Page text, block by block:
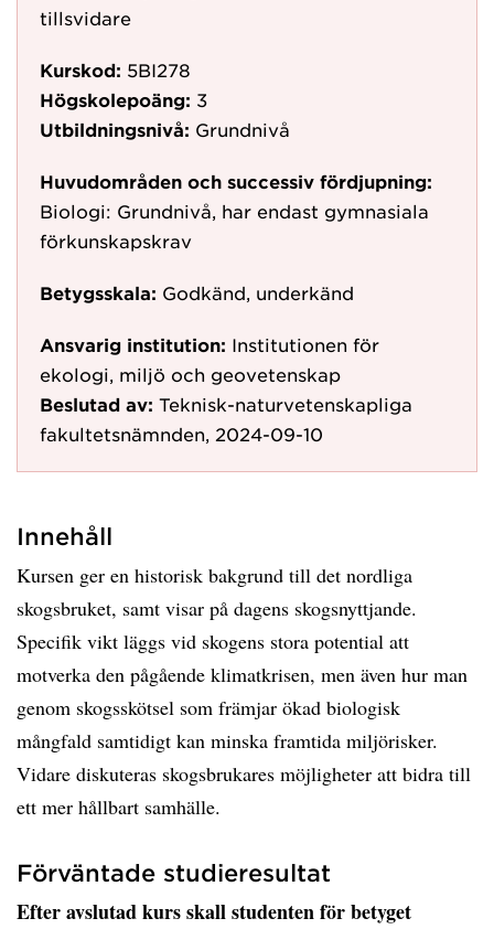
tillsvidare
Kurskod: 5BI278
Högskolepoäng: 3
Utbildningsnivå: Grundnivå
Huvudområden och successiv fördjupning:
Biologi: Grundnivå, har endast gymnasiala
förkunskapskrav
Betygsskala: Godkänd, underkänd
Ansvarig institution: Institutionen för
ekologi, miljö och geovetenskap
Beslutad av: Teknisk-naturvetenskapliga
fakultetsnämnden, 2024-09-10
Innehåll
Kursen ger en historisk bakgrund till det nordliga
skogsbruket, samt visar på dagens skogsnyttjande.
Specifik vikt läggs vid skogens stora potential att
motverka den pågående klimatkrisen, men även hur man
genom skogsskötsel som främjar ökad biologisk
mångfald samtidigt kan minska framtida miljörisker.
Vidare diskuteras skogsbrukares möjligheter att bidra till
ett mer hållbart samhälle.
Förväntade studieresultat
Efter avslutad kurs skall studenten för betyget